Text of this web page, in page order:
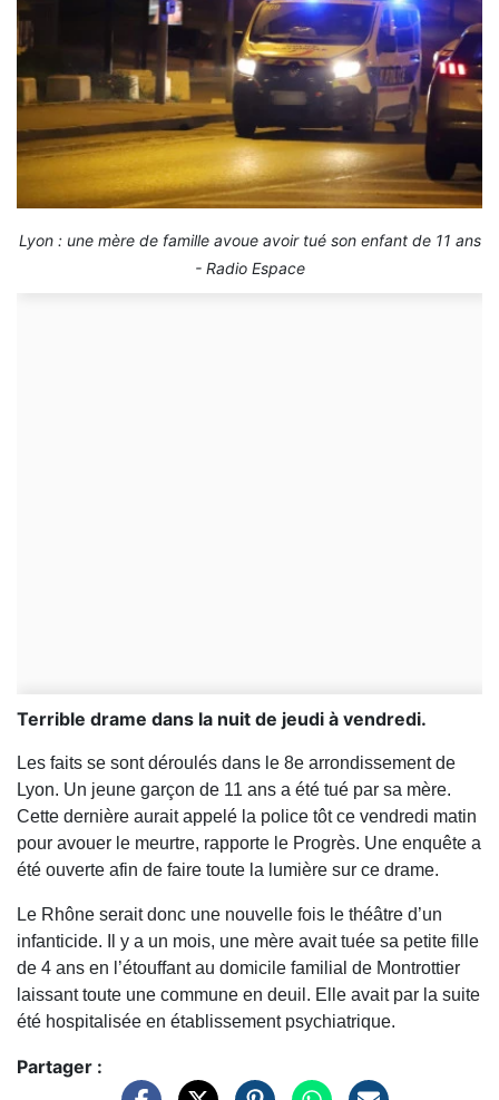
Lyon : une mère de famille avoue avoir tué son enfant de 11 ans
- Radio Espace
Terrible drame dans la nuit de jeudi à vendredi.
Les faits se sont déroulés dans le 8e arrondissement de
Lyon. Un jeune garçon de 11 ans a été tué par sa mère.
Cette dernière aurait appelé la police tôt ce vendredi matin
pour avouer le meurtre, rapporte le Progrès. Une enquête a
été ouverte afin de faire toute la lumière sur ce drame.
Le Rhône serait donc une nouvelle fois le théâtre d’un
infanticide. Il y a un mois, une mère avait tuée sa petite fille
de 4 ans en l’étouffant au domicile familial de Montrottier
laissant toute une commune en deuil. Elle avait par la suite
été hospitalisée en établissement psychiatrique.
Partager :